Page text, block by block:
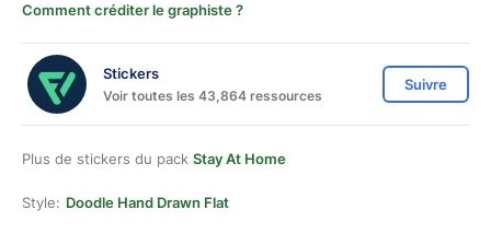
Comment créditer le graphiste ?
Stickers
Voir toutes les 43,864 ressources
Suivre
Plus de stickers du pack Stay At Home
Style: Doodle Hand Drawn Flat